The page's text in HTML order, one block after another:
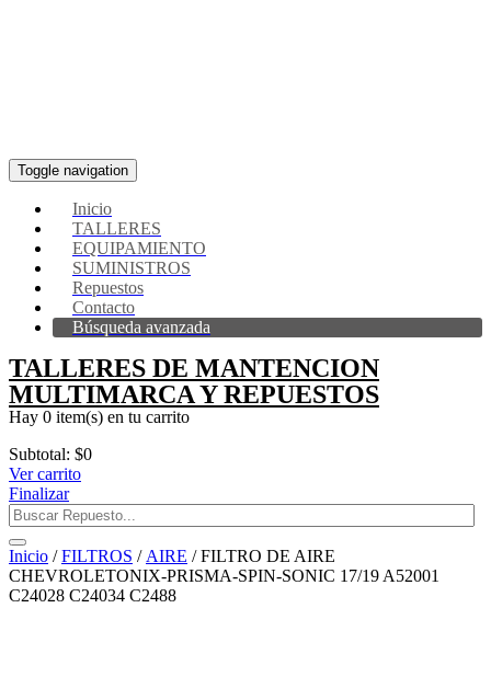
Toggle navigation
Inicio
TALLERES
EQUIPAMIENTO
SUMINISTROS
Repuestos
Contacto
Búsqueda avanzada
TALLERES DE MANTENCION
MULTIMARCA Y REPUESTOS
Hay 0 item(s) en tu carrito
Subtotal: $0
Ver carrito
Finalizar
Inicio /FILTROS / AIRE / FILTRO DE AIRE
CHEVROLETONIX-PRISMA-SPIN-SONIC 17/19 A52001
C24028 C24034 C2488